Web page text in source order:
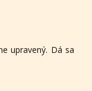
upravený. Dá sa